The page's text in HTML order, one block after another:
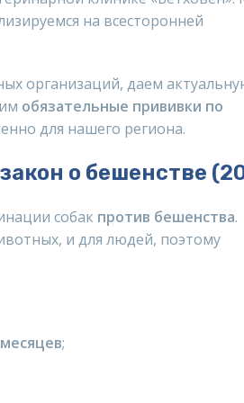
на всесторонней
организаций, даем
обязательные прививки по
для нашего региона.
о бешенстве
собак против бешенства.
и для людей, поэтому
;